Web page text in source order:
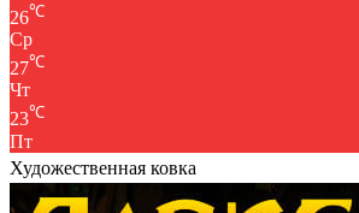
26℃
Ср
27℃
Чт
23℃
Пт
Художественная ковка